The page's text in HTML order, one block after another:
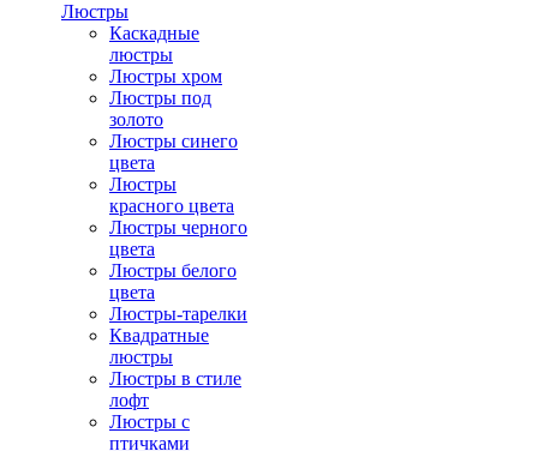
Люстры
Каскадные
люстры
Люстры хром
Люстры под
золото
Люстры синего
цвета
Люстры
красного цвета
Люстры черного
цвета
Люстры белого
цвета
Люстры-тарелки
Квадратные
люстры
Люстры в стиле
лофт
Люстры с
птичками